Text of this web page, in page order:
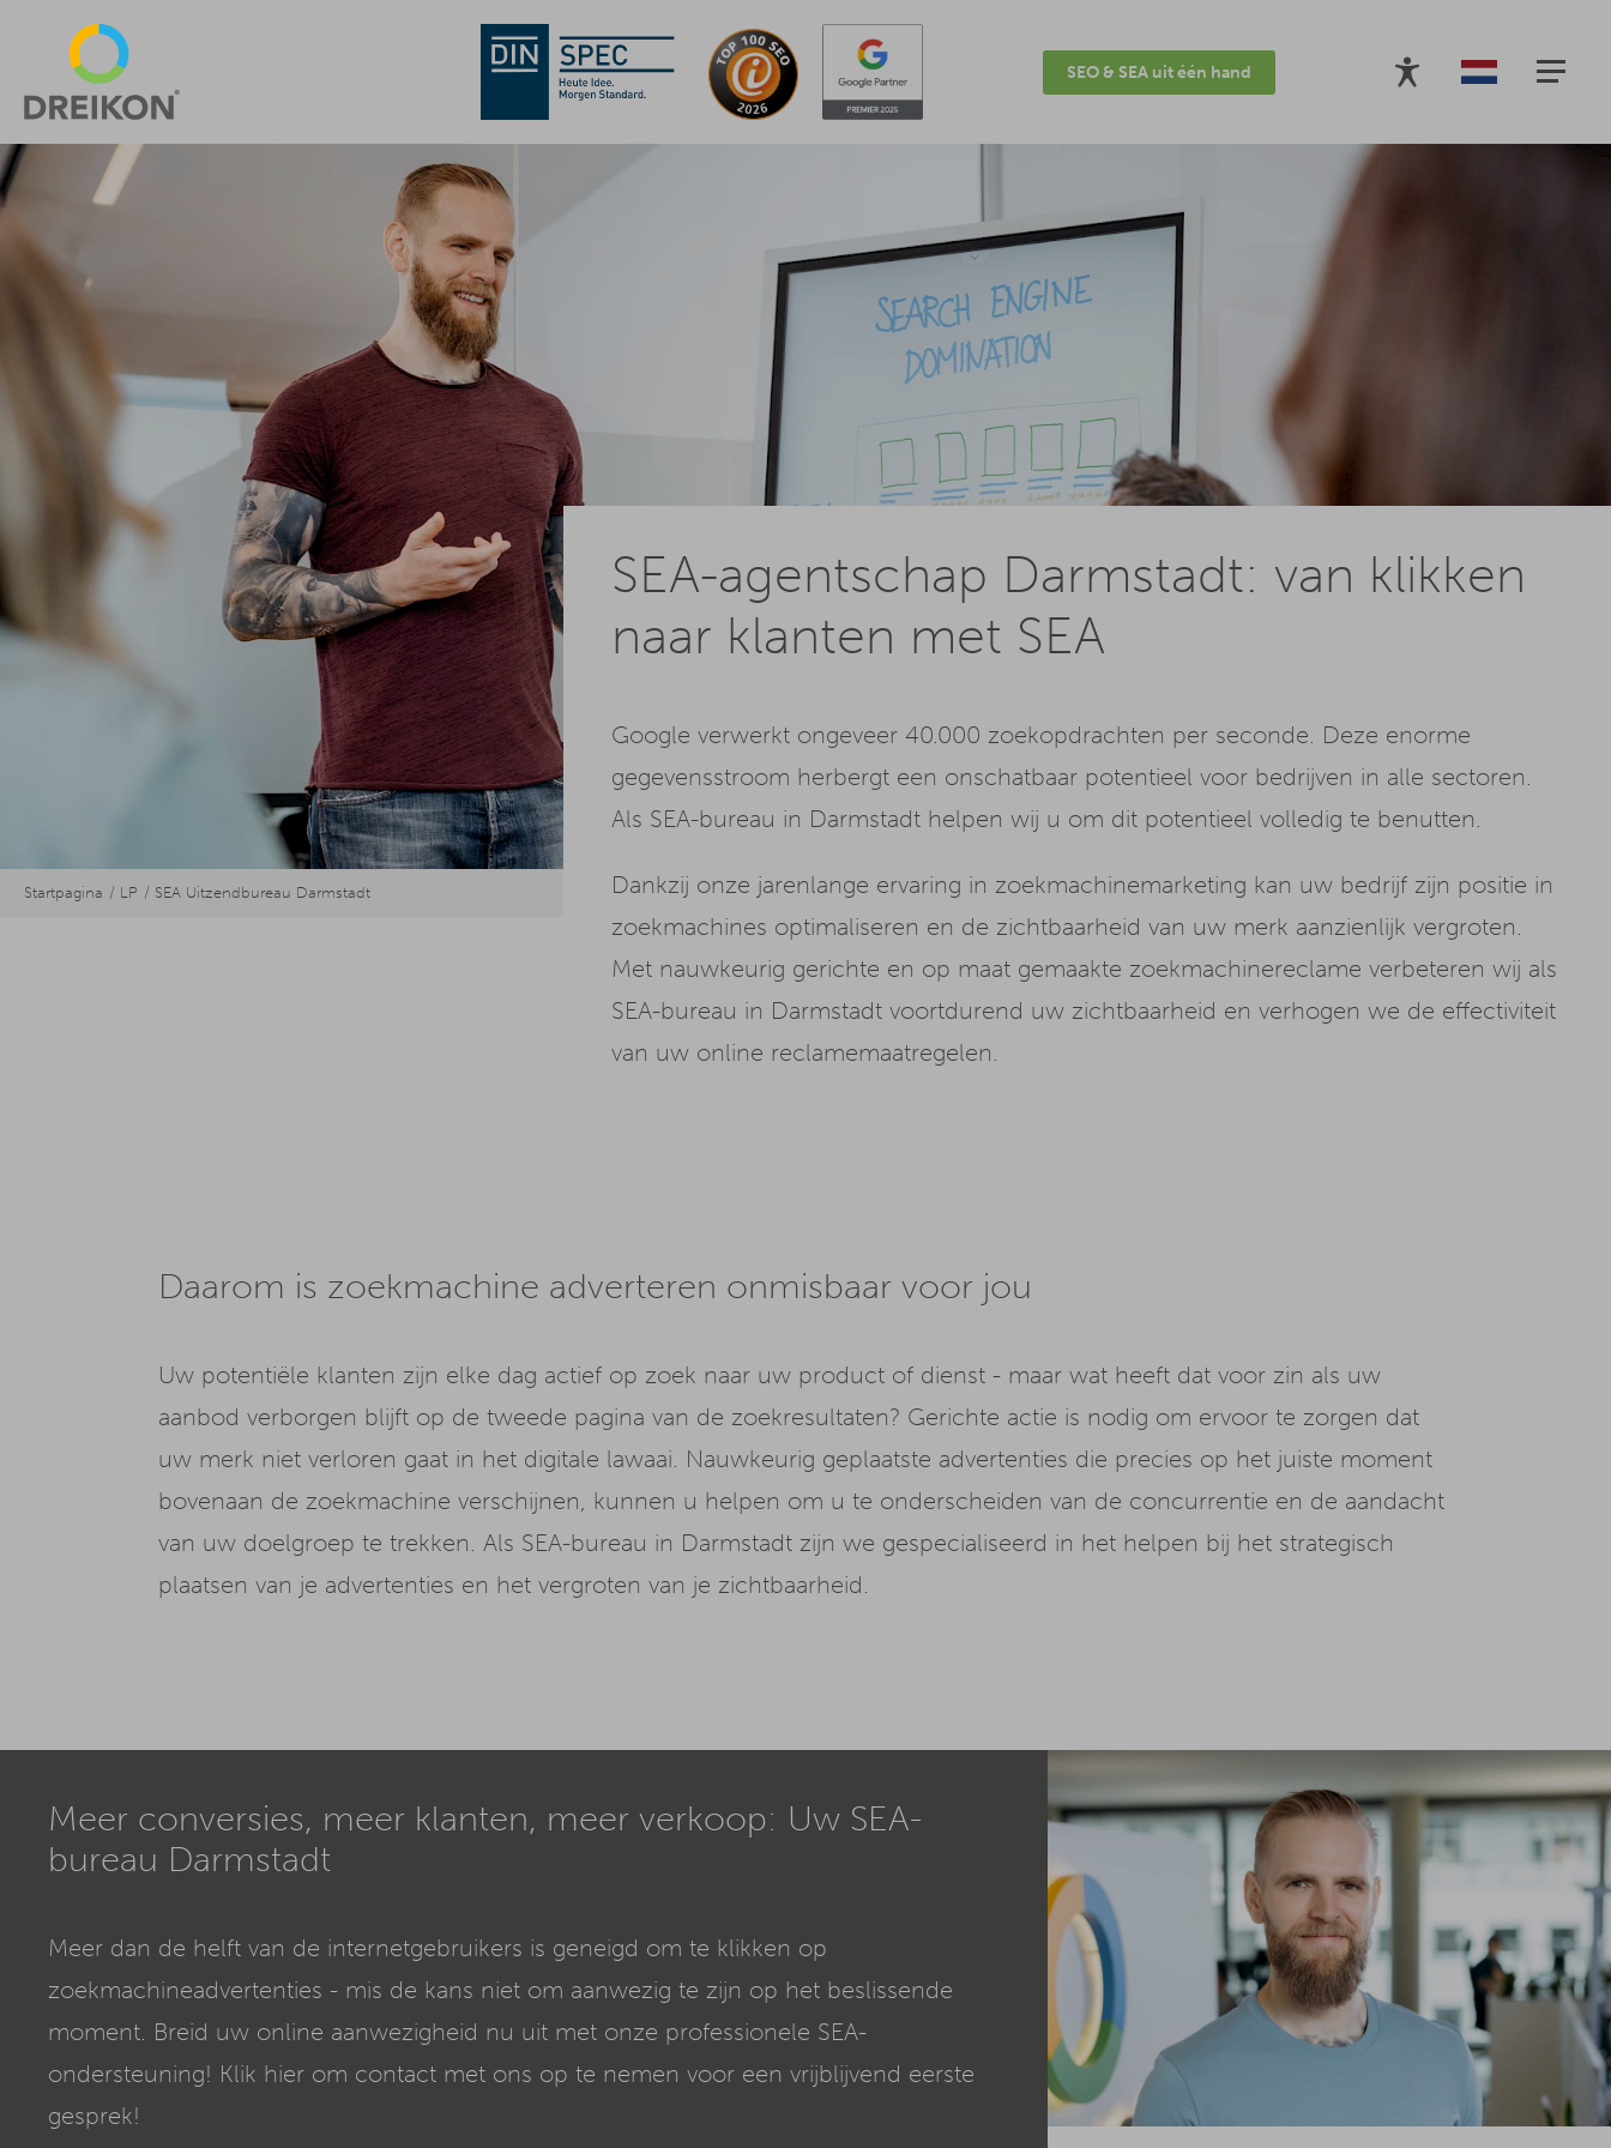
SEO & SEA uit één hand
Startpagina LP SEA Uitzendbureau Darmstadt
SEA-agentschap Darmstadt: van klikken
naar klanten met SEA
Google verwerkt ongeveer 40.000 zoekopdrachten per seconde. Deze enorme
gegevensstroom herbergt een onschatbaar potentieel voor bedrijven in alle sectoren.
Als SEA-bureau in Darmstadt helpen wij u om dit potentieel volledig te benutten.
Dankzij onze jarenlange ervaring in zoekmachinemarketing kan uw bedrijf zijn positie in
zoekmachines optimaliseren en de zichtbaarheid van uw merk aanzienlijk vergroten.
Met nauwkeurig gerichte en op maat gemaakte zoekmachinereclame verbeteren wij als
SEA-bureau in Darmstadt voortdurend uw zichtbaarheid en verhogen we de effectiviteit
van uw online reclamemaatregelen.
Daarom is zoekmachine adverteren onmisbaar voor jou
Uw potentiële klanten zijn elke dag actief op zoek naar uw product of dienst - maar wat heeft dat voor zin als uw
aanbod verborgen blijft op de tweede pagina van de zoekresultaten? Gerichte actie is nodig om ervoor te zorgen dat
uw merk niet verloren gaat in het digitale lawaai. Nauwkeurig geplaatste advertenties die precies op het juiste moment
bovenaan de zoekmachine verschijnen, kunnen u helpen om u te onderscheiden van de concurrentie en de aandacht
van uw doelgroep te trekken. Als SEA-bureau in Darmstadt zijn we gespecialiseerd in het helpen bij het strategisch
plaatsen van je advertenties en het vergroten van je zichtbaarheid.
Meer conversies, meer klanten, meer verkoop: Uw SEA-
bureau Darmstadt
Meer dan de helft van de internetgebruikers is geneigd om te klikken op
zoekmachineadvertenties - mis de kans niet om aanwezig te zijn op het beslissende
moment. Breid uw online aanwezigheid nu uit met onze professionele SEA-
ondersteuning! Klik hier om contact met ons op te nemen voor een vrijblijvend eerste
gesprek!